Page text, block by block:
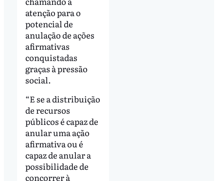
atenção para o
potencial de
anulação de ações
afirmativas
conquistadas
graças à pressão
social.
“E se a distribuição
de recursos
públicos é capaz de
anular uma ação
afirmativa ou é
capaz de anular a
possibilidade de
concorrer à